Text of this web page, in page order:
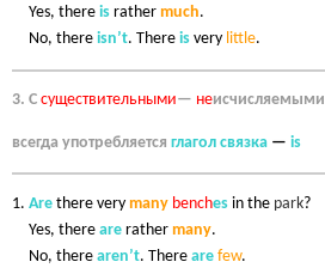
Yes, there is rather much.
No, there isn’t. There is very little.
3. С существительными— неисчисляемыми
всегда употребляется глагол связка — is
1. Are there very many benches in the park?
Yes, there are rather many.
No, there aren’t. There are few.